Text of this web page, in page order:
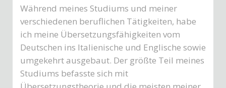
Während meines Studiums und meiner
verschiedenen beruflichen Tätigkeiten, habe
ich meine Übersetzungsfähigkeiten vom
Deutschen ins Italienische und Englische sowie
umgekehrt ausgebaut. Der größte Teil meines
Studiums befasste sich mit